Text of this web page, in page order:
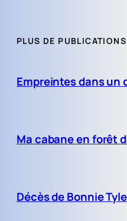
PLUS DE PUBLICATIONS
Empreintes dans un
Ma cabane en forêt
Décès de Bonnie